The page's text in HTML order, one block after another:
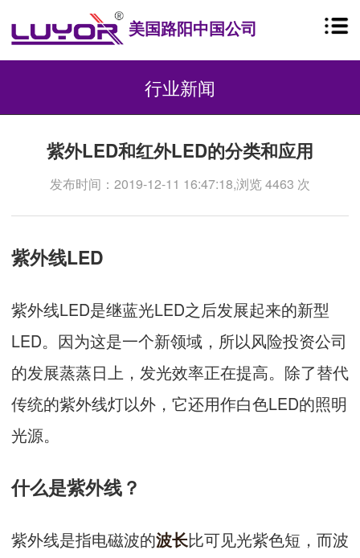
美国路阳中国公司
行业新闻
紫外LED和红外LED的分类和应用
发布时间：2019-12-11 16:47:18,浏览 4463 次
紫外线LED
紫外线LED是继蓝光LED之后发展起来的新型
LED。因为这是一个新领域，所以风险投资公司
的发展蒸蒸日上，发光效率正在提高。除了替代
传统的紫外线灯以外，它还用作白色LED的照明
光源。
什么是紫外线？
紫外线是指电磁波的波长比可见光紫色短，而波